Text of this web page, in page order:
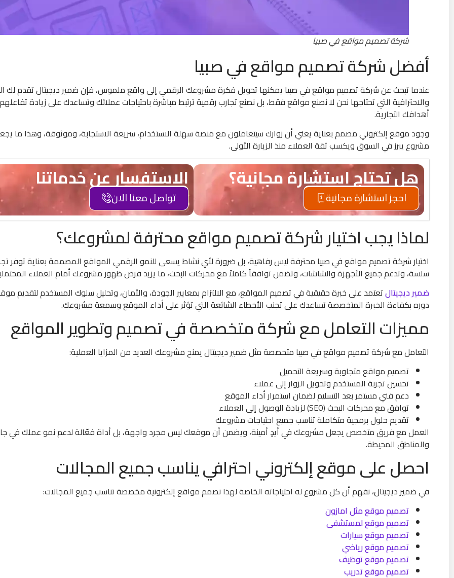
شركة تصميم مواقع في صبيا
أفضل شركة تصميم مواقع في صبيا
عندما تبحث عن شركة تصميم مواقع في صبيا يمكنها تحويل فكرة مشروعك الرقمي إلى واقع ملموس، فإن ضمير ديجيتال تقدم لك
والاحترافية التي تحتاجها نحن لا نصنع مواقع فقط، بل نصنع تجارب رقمية ترتبط مباشرة باحتياجات عملائك وتساعدك على زيادة
أهدافك التجارية.
وجود موقع إلكتروني مصمم بعناية يعني أن زوارك سيتعاملون مع منصة سهلة الاستخدام، سريعة الاستجابة، وموثوقة، وهذا ما
مشروع يبرز في السوق ويكسب ثقة العملاء منذ الزيارة الأولى.
هل تحتاج استشارة مجانية؟
احجز استشارة مجانية
الاستفسار عن خدماتنا
تواصل معنا الان
لماذا يجب اختيار شركة تصميم مواقع محترفة لمشروعك؟
اختيار شركة تصميم مواقع في صبيا محترفة ليس رفاهية، بل ضرورة لأي نشاط يسعى للنمو الرقمي المواقع المصممة بعناية توفر
سلسة، وتدعم جميع الأجهزة والشاشات، وتضمن توافقاً كاملاً مع محركات البحث، ما يزيد فرص ظهور مشروعك أمام العملاء
ضمير ديجيتالتعتمد على خبرة حقيقية في تصميم المواقع، مع الالتزام بمعايير الجودة، والأمان، وتحليل سلوك المستخدم لتقديم
دوره بكفاءة الخبرة المتخصصة تساعدك على تجنب الأخطاء الشائعة التي تؤثر على أداء الموقع وسمعة مشروعك.
مميزات التعامل مع شركة متخصصة في تصميم وتطوير المواقع
التعامل مع شركة تصميم مواقع في صبيا متخصصة مثل ضمير ديجيتال يمنح مشروعك العديد من المزايا العملية:
تصميم مواقع متجاوبة وسريعة التحميل
تحسين تجربة المستخدم وتحويل الزوار إلى عملاء
دعم فني مستمر بعد التسليم لضمان استمرار أداء الموقع
توافق مع محركات البحث (SEO) لزيادة الوصول إلى العملاء
تقديم حلول برمجية متكاملة تناسب جميع احتياجات مشروعك
العمل مع فريق متخصص يجعل مشروعك في أيدٍ أمينة، ويضمن أن موقعك ليس مجرد واجهة، بل أداة فعّالة لدعم نمو عملك في
والمناطق المحيطة.
احصل على موقع إلكتروني احترافي يناسب جميع المجالات
في ضمير ديجيتال، نفهم أن كل مشروع له احتياجاته الخاصة لهذا نصمم مواقع إلكترونية مخصصة تناسب جميع المجالات:
تصميم موقع مثل امازون
تصميم موقع لمستشفى
تصميم موقع سيارات
تصميم موقع رياضي
تصميم موقع توظيف
تصميم موقع تدريب